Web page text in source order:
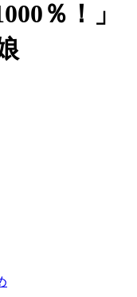
％！」